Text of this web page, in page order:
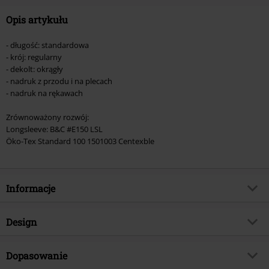
Opis artykułu
- długość: standardowa
- krój: regularny
- dekolt: okrągły
- nadruk z przodu i na plecach
- nadruk na rękawach
Zrównoważony rozwój:
Longsleeve: B&C #E150 LSL
Öko-Tex Standard 100 1501003 Centexble
Informacje
Numer artykułu
Gatunek muzyczny
Design
Rodzaj artykułu
Dopasowanie